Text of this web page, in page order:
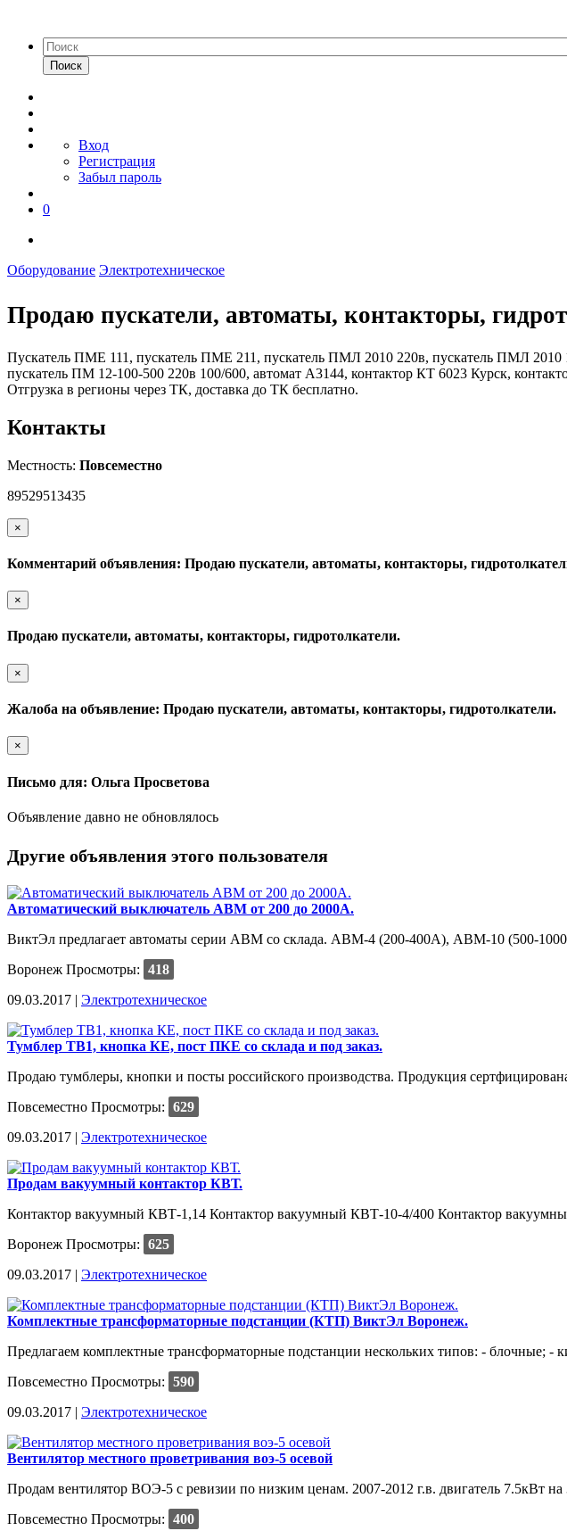
Поиск
Вход
Регистрация
Забыл пароль
0
Оборудование Электротехническое
Продаю пускатели, автоматы, контакторы,
Пускатель ПМЕ 111, пускатель ПМЕ 211, пускатель ПМЛ 2010 220в, пускатель ПМЛ
пускатель ПМ 12-100-500 220в 100/600, автомат А3144, контактор КТ 6023 Курск,
Отгрузка в регионы через ТК, доставка до ТК бесплатно.
Контакты
Местность: Повсеместно
89529513435
×
Комментарий объявления: Продаю пускатели, автоматы, контакторы,
×
Продаю пускатели, автоматы, контакторы, гидротолкатели.
×
Жалоба на объявление: Продаю пускатели, автоматы, контакторы, гидротолкатели.
×
Письмо для: Ольга Просветова
Объявление давно не обновлялось
Другие объявления этого пользователя
Автоматический выключатель АВМ от 200 до 2000А.
ВиктЭл предлагает автоматы серии АВМ со склада. АВМ-4 (200-400А), АВМ-10 (500-
Воронеж Просмотры: 418
09.03.2017 | Электротехническое
Тумблер ТВ1, кнопка КЕ, пост ПКЕ со склада и под заказ.
Продаю тумблеры, кнопки и посты российского производства. Продукция
Повсеместно Просмотры: 629
09.03.2017 | Электротехническое
Продам вакуумный контактор КВТ.
Контактор вакуумный КВТ-1,14 Контактор вакуумный КВТ-10-4/400 Контактор
Воронеж Просмотры: 625
09.03.2017 | Электротехническое
Комплектные трансформаторные подстанции (КТП) ВиктЭл Воронеж.
Предлагаем комплектные трансформаторные подстанции нескольких типов: - блочные; -
Повсеместно Просмотры: 590
09.03.2017 | Электротехническое
Вентилятор местного проветривания воэ-5 осевой
Продам вентилятор ВОЭ-5 с ревизии по низким ценам. 2007-2012 г.в. двигатель 7.5кВт на
Повсеместно Просмотры: 400